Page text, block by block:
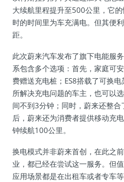
大续航里程提升至500公里，它
时的时间里为车充满电。但其便
距。
此次蔚来汽车发布了旗下电能服
系包含多个选项：首先，家庭可
费赠送充电桩；ES8搭载了可换
所解决充电问题的车主，也可以
间不到3分钟；同时，蔚来还整
后，蔚来还为消费者提供移动充
钟续航100公里。
换电模式并非蔚来首创，在此之
业，都已经在尝试这一服务。但
应用场景都是在出租车或者专车